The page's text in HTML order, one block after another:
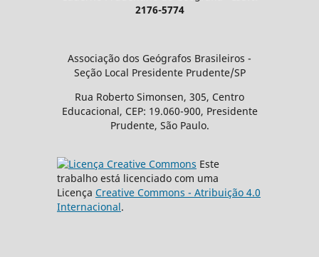
2176-5774
Associação dos Geógrafos Brasileiros -
Seção Local Presidente Prudente/SP
Rua Roberto Simonsen, 305, Centro
Educacional, CEP: 19.060-900, Presidente
Prudente, São Paulo.
Este
trabalho está licenciado com uma
Licença Creative Commons - Atribuição 4.0
Internacional.